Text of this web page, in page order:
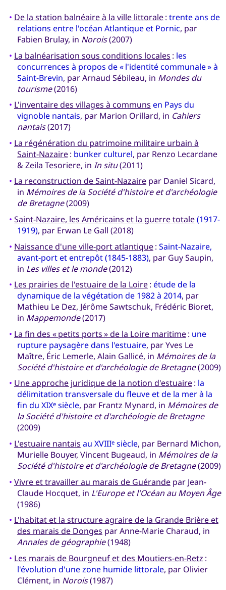
• De la station balnéaire à la ville littorale: trente ans de
relations entre l'océan Atlantique et Pornic, par
Fabien Brulay, in Norois(2007)
• La balnéarisation sous conditions locales : les
concurrences à propos de « l'identité communale » à
Saint-Brevin, par Arnaud Sébileau, in Mondes du
tourisme(2016)
• L'inventaire des villages à communs en Pays du
vignoble nantais, par Marion Orillard, in Cahiers
nantais(2017)
• La régénération du patrimoine militaire urbain à
Saint-Nazaire: bunker culturel, par Renzo Lecardane
& Zeila Tesoriere, in In situ(2011)
• La reconstruction de Saint-Nazairepar Daniel Sicard,
in Mémoires de la Société d'histoire et d'archéologie
de Bretagne(2009)
• Saint-Nazaire, les Américains et la guerre totale(1917-
1919), par Erwan Le Gall (2018)
• Naissance d'une ville-port atlantique: Saint-Nazaire,
avant-port et entrepôt (1845-1883), par Guy Saupin,
in Les villes et le monde(2012)
• Les prairies de l'estuaire de la Loire: étude de la
dynamique de la végétation de 1982 à 2014, par
Mathieu Le Dez, Jérôme Sawtschuk, Frédéric Bioret,
in Mappemonde(2017)
• La fin des « petits ports » de la Loire maritime: une
rupture paysagère dans l'estuaire, par Yves Le
Maître, Éric Lemerle, Alain Gallicé, in Mémoires de la
Société d'histoire et d'archéologie de Bretagne(2009)
• Une approche juridique de la notion d'estuaire: la
délimitation transversale du fleuve et de la mer à la
fin du XIXesiècle, par Frantz Mynard, in Mémoires de
la Société d'histoire et d'archéologie de Bretagne
(2009)
• L'estuaire nantais au XVIIIesiècle, par Bernard Michon,
Murielle Bouyer, Vincent Bugeaud, in Mémoires de la
Société d'histoire et d'archéologie de Bretagne(2009)
• Vivre et travailler au marais de Guérandepar Jean-
Claude Hocquet, in L'Europe et l'Océan au Moyen Âge
(1986)
• L'habitat et la structure agraire de la Grande Brière et
des marais de Donges par Anne-Marie Charaud, in
Annales de géographie(1948)
• Les marais de Bourgneuf et des Moutiers-en-Retz :
l'évolution d'une zone humide littorale, par Olivier
Clément, in Norois(1987)